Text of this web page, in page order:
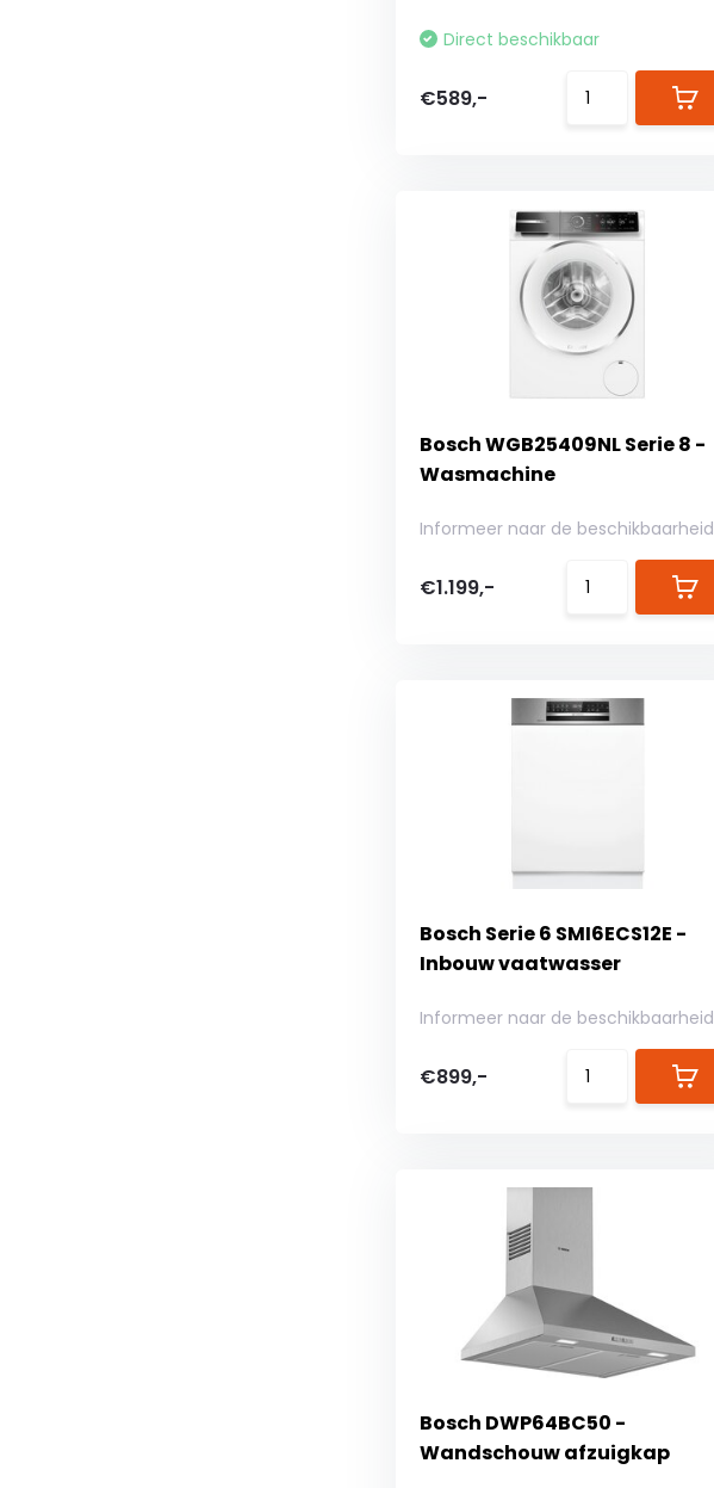
Direct beschikbaar
€589,-
Bosch WGB25409NL Serie 8 -
Wasmachine
Informeer naar de beschikbaarheid
€1.199,-
Bosch Serie 6 SMI6ECS12E -
Inbouw vaatwasser
Informeer naar de beschikbaarheid
€899,-
Bosch DWP64BC50 -
Wandschouw afzuigkap